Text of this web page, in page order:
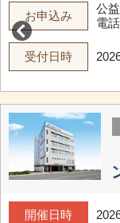
お申込み
公
電話
受付日時
開催日時